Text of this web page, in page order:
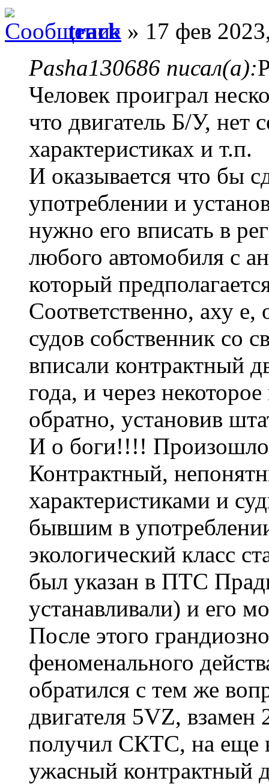
track » 17 фев
Pasha130686 писал(а):
Человек проиграл
что двигатель Б/У, нет
характеристиках и т.п.
И оказывается что бы
употреблении и
нужно его вписать в
любого автомобиля с
который
Соответственно, аху
судов собственник со
вписали контрактный
года, и через
обратно, установив
И о боги!!!!
Контрактный,
характеристиками и
бывшим в
экологический класс
был указан в ПТС
устанавливали) и его
После этого
феноменального
обратился с тем же
двигателя 5VZ,
получил СКТС, на еще
ужасный контрактный